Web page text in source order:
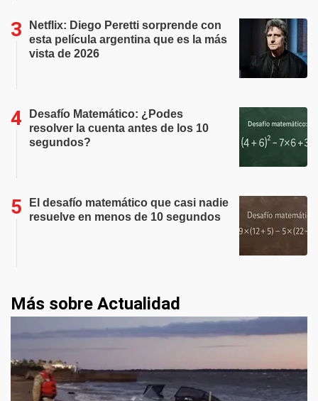
Netflix: Diego Peretti sorprende con
esta película argentina que es la más
vista de 2026
Desafío Matemático: ¿Podes
resolver la cuenta antes de los 10
segundos?
El desafío matemático que casi nadie
resuelve en menos de 10 segundos
Más sobre Actualidad